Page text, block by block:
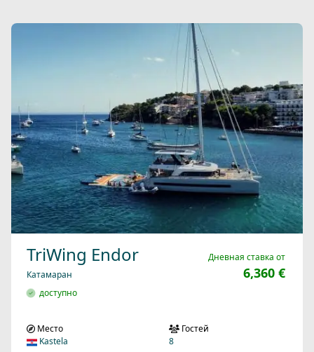
TriWing Endor
Катамаран
доступно
Дневная ставка от
6,360 €
Место
Kastela
Гостей
8